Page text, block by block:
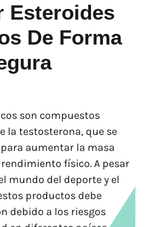
Esteroides
De Forma
son compuestos
la testosterona, que se
aumentar la masa
físico. A pesar
mundo del deporte y el
productos debe
debido a los riesgos